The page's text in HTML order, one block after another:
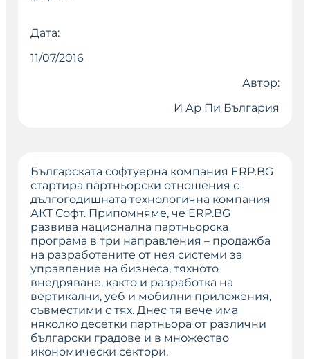
Дата:
11/07/2016
Автор:
И Ар Пи България
Българската софтуерна компания ERP.BG
стартира партньорски отношения с
дългогодишната технологична компания
АКТ Софт. Припомняме, че ERP.BG
развива национална партньорска
програма в три направления – продажба
на разработените от нея системи за
управление на бизнеса, тяхното
внедряване, както и разработка на
вертикални, уеб и мобилни приложения,
съвместими с тях. Днес тя вече има
няколко десетки партньора от различни
български градове и в множество
икономически сектори.